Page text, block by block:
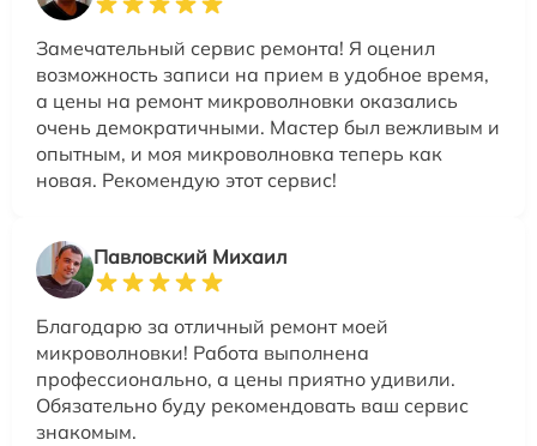
Замечательный сервис ремонта! Я оценил
возможность записи на прием в удобное время,
а цены на ремонт микроволновки оказались
очень демократичными. Мастер был вежливым и
опытным, и моя микроволновка теперь как
новая. Рекомендую этот сервис!
Павловский Михаил
Благодарю за отличный ремонт моей
микроволновки! Работа выполнена
профессионально, а цены приятно удивили.
Обязательно буду рекомендовать ваш сервис
знакомым.